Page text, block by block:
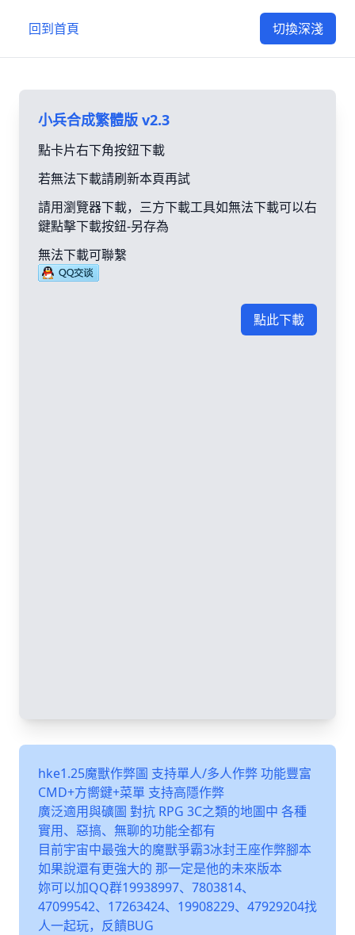
回到首頁 切換深淺
小兵合成繁體版 v2.3
點卡片右下角按鈕下載
若無法下載請刷新本頁再試
請用瀏覽器下載，三方下載工具如無法下載可以右
鍵點擊下載按鈕-另存為
無法下載可聯繫
點此下載
hke1.25魔獸作弊圖 支持單人/多人作弊 功能豐富
CMD+方嚮鍵+菜單 支持高隱作弊
廣泛適用與礦圖 對抗 RPG 3C之類的地圖中 各種
實用、惡搞、無聊的功能全都有
目前宇宙中最強大的魔獸爭霸3冰封王座作弊腳本
如果說還有更強大的 那一定是他的未來版本
妳可以加QQ群19938997、7803814、
47099542、17263424、19908229、47929204找
人一起玩，反饋BUG